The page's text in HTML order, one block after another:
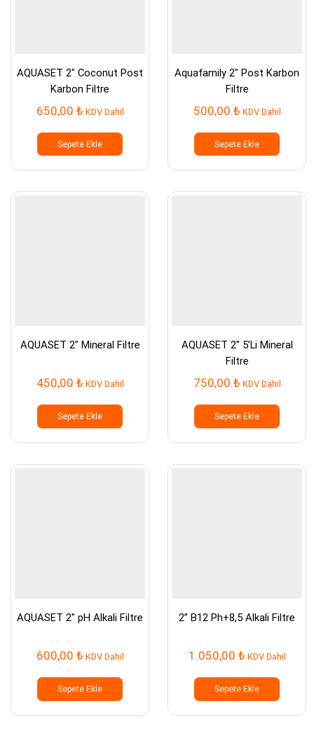
AQUASET 2″ Coconut Post
Karbon Filtre
650,00 ₺ KDV Dahil
Sepete Ekle
Aquafamily 2″ Post Karbon
Filtre
500,00 ₺ KDV Dahil
Sepete Ekle
AQUASET 2″ Mineral Filtre
450,00 ₺ KDV Dahil
Sepete Ekle
AQUASET 2″ 5’Li Mineral
Filtre
750,00 ₺ KDV Dahil
Sepete Ekle
AQUASET 2″ pH Alkali Filtre
600,00 ₺ KDV Dahil
Sepete Ekle
2” B12 Ph+8,5 Alkali Filtre
1.050,00 ₺ KDV Dahil
Sepete Ekle